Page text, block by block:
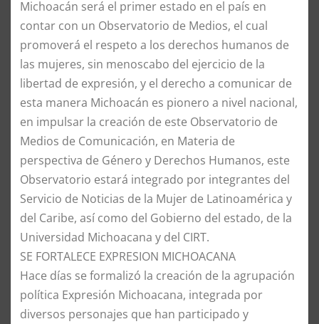
Michoacán será el primer estado en el país en
contar con un Observatorio de Medios, el cual
promoverá el respeto a los derechos humanos de
las mujeres, sin menoscabo del ejercicio de la
libertad de expresión, y el derecho a comunicar de
esta manera Michoacán es pionero a nivel nacional,
en impulsar la creación de este Observatorio de
Medios de Comunicación, en Materia de
perspectiva de Género y Derechos Humanos, este
Observatorio estará integrado por integrantes del
Servicio de Noticias de la Mujer de Latinoamérica y
del Caribe, así como del Gobierno del estado, de la
Universidad Michoacana y del CIRT.
SE FORTALECE EXPRESION MICHOACANA
Hace días se formalizó la creación de la agrupación
política Expresión Michoacana, integrada por
diversos personajes que han participado y